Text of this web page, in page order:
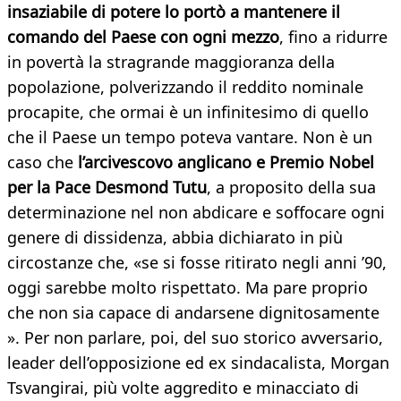
insaziabile di potere lo portò a mantenere il
comando del Paese con ogni mezzo, fino a ridurre
in povertà la stragrande maggioranza della
popolazione, polverizzando il reddito nominale
procapite, che ormai è un infinitesimo di quello
che il Paese un tempo poteva vantare. Non è un
caso che l’arcivescovo anglicano e Premio Nobel
per la Pace Desmond Tutu, a proposito della sua
determinazione nel non abdicare e soffocare ogni
genere di dissidenza, abbia dichiarato in più
circostanze che, «se si fosse ritirato negli anni ’90,
oggi sarebbe molto rispettato. Ma pare proprio
che non sia capace di andarsene dignitosamente
». Per non parlare, poi, del suo storico avversario,
leader dell’opposizione ed ex sindacalista, Morgan
Tsvangirai, più volte aggredito e minacciato di